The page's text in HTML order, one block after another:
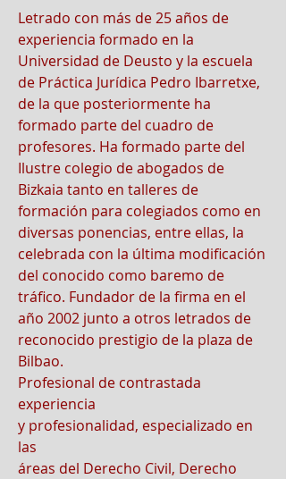
Letrado con más de 25 años de
experiencia formado en la
Universidad de Deusto y la escuela
de Práctica Jurídica Pedro Ibarretxe,
de la que posteriormente ha
formado parte del cuadro de
profesores. Ha formado parte del
Ilustre colegio de abogados de
Bizkaia tanto en talleres de
formación para colegiados como en
diversas ponencias, entre ellas, la
celebrada con la última modificación
del conocido como baremo de
tráfico. Fundador de la firma en el
año 2002 junto a otros letrados de
reconocido prestigio de la plaza de
Bilbao.
Profesional de contrastada
experiencia
y profesionalidad, especializado en
las
áreas del Derecho Civil, Derecho